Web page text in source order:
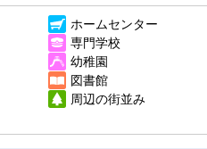
ホームセンター
専門学校
幼稚園
図書館
周辺の街並み